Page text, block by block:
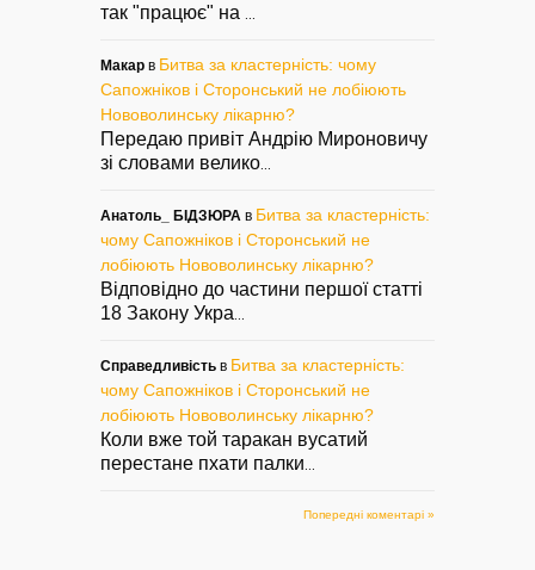
так "працює" на
Макар в Битва за кластерність: чому
Сапожніков і Сторонський не лобіюють
Нововолинську лікарню?
Передаю привіт Андрію Мироновичу
зі словами велико
Анатоль_ БІДЗЮРА в Битва за кластерність:
чому Сапожніков і Сторонський не
лобіюють Нововолинську лікарню?
Відповідно до частини першої статті
18 Закону Укра
Справедливість в Битва за кластерність:
чому Сапожніков і Сторонський не
лобіюють Нововолинську лікарню?
Коли вже той таракан вусатий
перестане пхати палки
Попередні коментарі »